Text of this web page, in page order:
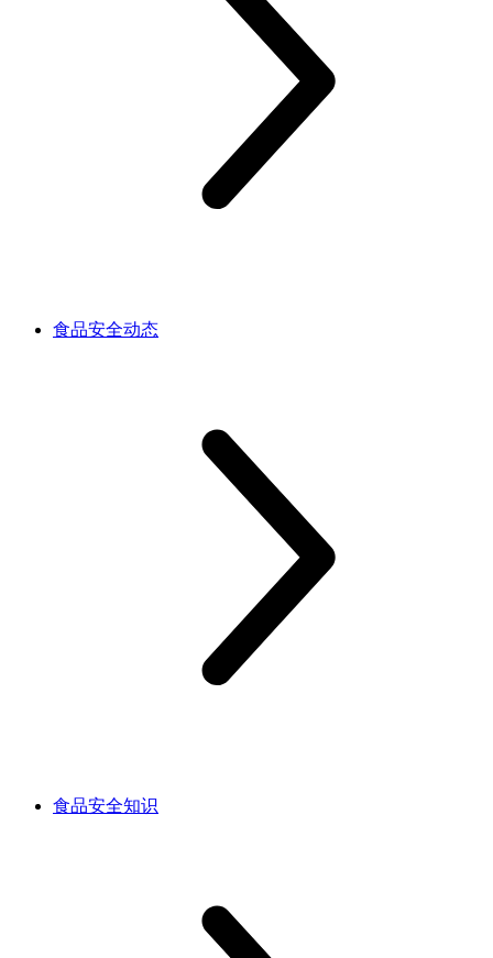
食品安全动态
食品安全知识